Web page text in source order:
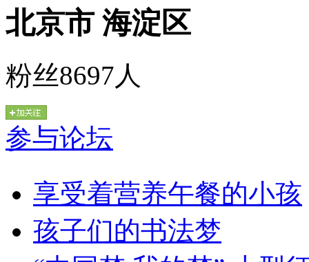
北京市 海淀区
粉丝8697人
参与论坛
享受着营养午餐的小孩
孩子们的书法梦